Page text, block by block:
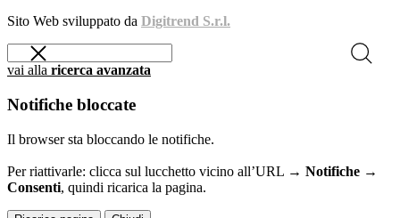
Sito Web sviluppato da Digitrend S.r.l.
vai alla ricerca avanzata
Notifiche bloccate
Il browser sta bloccando le notifiche.
Per riattivarle: clicca sul lucchetto vicino all’URL → Notifiche →
Consenti, quindi ricarica la pagina.